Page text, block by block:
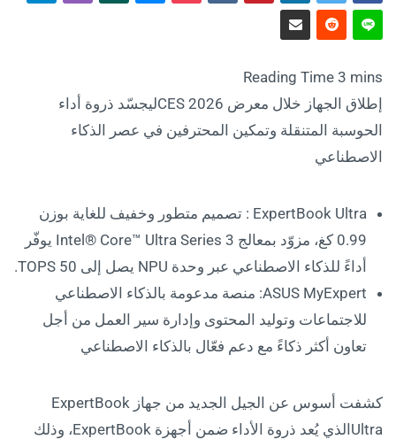
إطلاق الجهاز خلال معرض CES 2026ليجسّد ذروة أداء
الحوسبة المتنقلة وتمكين المحترفين في عصر الذكاء
الاصطناعي
ExpertBook Ultra : تصميم متطور وخفيف للغاية بوزن
0.99 كغ، مزوّد بمعالج Intel®️ Core™️ Ultra Series 3 يوفّر
أداءً للذكاء الاصطناعي عبر وحدة NPU يصل إلى 50 TOPS.
ASUS MyExpert: منصة مدعومة بالذكاء الاصطناعي
للاجتماعات وتوليد المحتوى وإدارة سير العمل من أجل
تعاون أكثر ذكاءً مع دعم فعّال بالذكاء الاصطناعي
كشفت أسوس عن الجيل الجديد من جهاز ExpertBook
Ultraالذي يُعد ذروة الأداء ضمن أجهزة ExpertBook، وذلك